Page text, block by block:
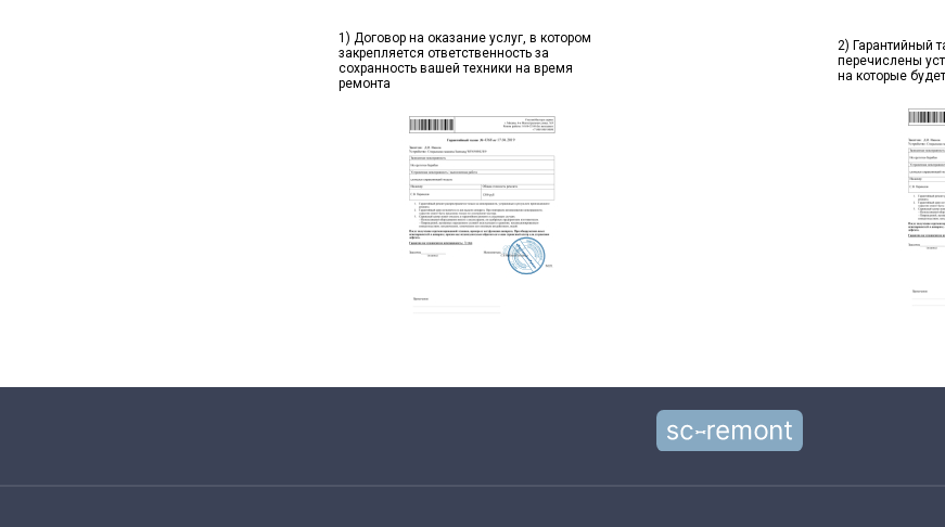
1) Договор на оказание услуг, в котором
закрепляется ответственность за
сохранность вашей техники на время
ремонта
2) Гарантийный
перечислены
на которые